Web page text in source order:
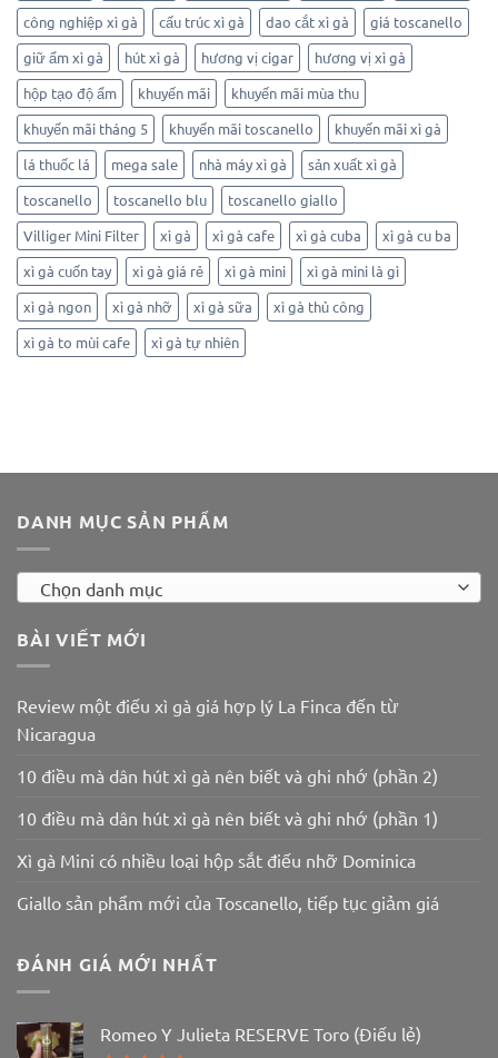
công nghiệp xì gà
cấu trúc xì gà dao cắt xì gà
giá toscanello
giữ ẩm xì gà
hút xì gà hương vị cigar
hương vị xì gà
hộp tạo độ ẩm
khuyến mãi
khuyến mãi mùa thu
khuyến mãi tháng 5
khuyến mãi toscanello
khuyến mãi xì gà
lá thuốc lá
mega sale nhà máy xì gà
sản xuất xì gà
toscanello
toscanello blu
toscanello giallo
Villiger Mini Filter
xì gà xì gà cafe xì gà cuba
xì gà cu ba
xì gà cuốn tay
xì gà giá rẻ xì gà mini
xì gà mini là gì
xì gà ngon
xì gà nhỡ xì gà sữa
xì gà thủ công
xì gà to mùi cafe
xì gà tự nhiên
DANH MỤC SẢN PHẨM
Chọn danh mục
BÀI VIẾT MỚI
Review một điếu xì gà giá hợp lý La Finca đến từ
Nicaragua
10 điều mà dân hút xì gà nên biết và ghi nhớ (phần 2)
10 điều mà dân hút xì gà nên biết và ghi nhớ (phần 1)
Xì gà Mini có nhiều loại hộp sắt điếu nhỡ Dominica
Giallo sản phẩm mới của Toscanello, tiếp tục giảm giá
ĐÁNH GIÁ MỚI NHẤT
Romeo Y Julieta RESERVE Toro (Điếu lẻ)